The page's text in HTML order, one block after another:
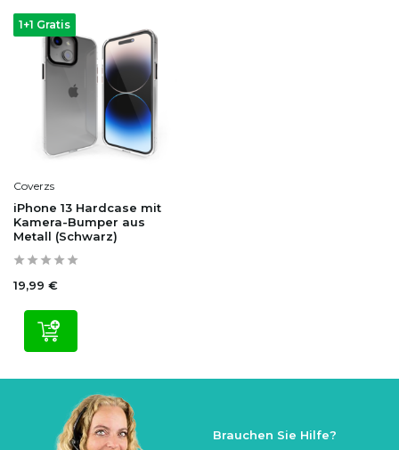
1+1 Gratis
Coverzs
iPhone 13 Hardcase mit
Kamera-Bumper aus
Metall (Schwarz)
19,99 €
Brauchen Sie Hilfe?